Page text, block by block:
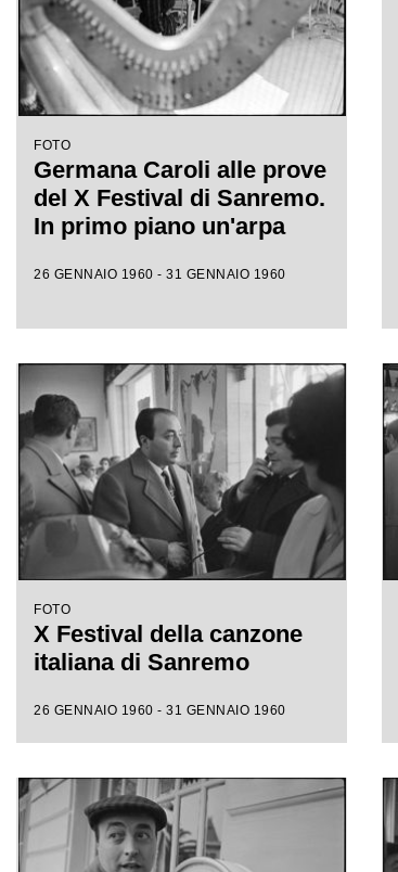
FOTO
Germana Caroli alle prove
del X Festival di Sanremo.
In primo piano un'arpa
26 GENNAIO 1960 - 31 GENNAIO 1960
FOTO
X Festival della canzone
italiana di Sanremo
26 GENNAIO 1960 - 31 GENNAIO 1960